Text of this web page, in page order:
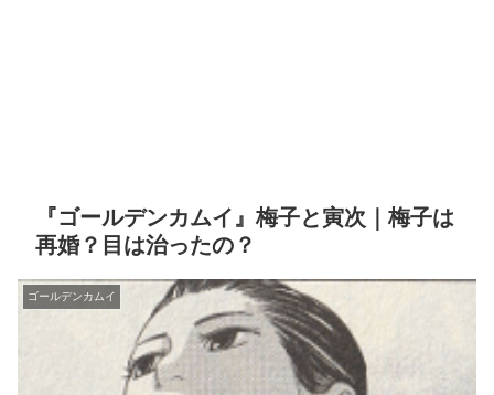
『ゴールデンカムイ』梅子と寅次｜梅子は
再婚？目は治ったの？
ゴールデンカムイ